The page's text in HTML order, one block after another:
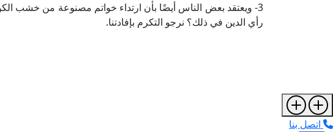
3- ويعتقد بعض الناس أيضًا بأن ارتداء خواتم مصنوعة من خشب
رأي الدين في ذلك؟ نرجو التكرم بإفادتنا.
اتصل بنا